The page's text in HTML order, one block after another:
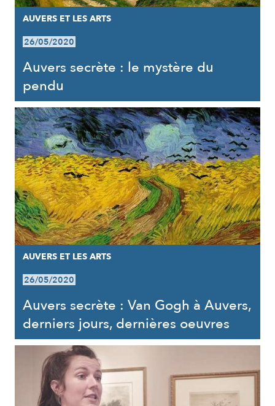
AUVERS ET LES ARTS
26/05/2020
Auvers secrète : le mystère du
pendu
AUVERS ET LES ARTS
26/05/2020
Auvers secrète : Van Gogh à Auvers,
derniers jours, dernières oeuvres